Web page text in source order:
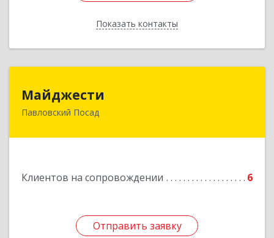
Показать контакты
Назад
Майджести
Павловский Посад
Клиентов на сопровождении 6
Отправить заявку
142502, Московская обл, Павлово-Посадский р-
Подробнее
Отправить заявку